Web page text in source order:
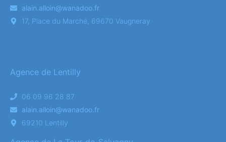
alain.alloin@wanadoo.fr
17, Place du Marché, 69670 Vaugneray
Agence de Lentilly
06 09 96 28 87
alain.alloin@wanadoo.fr
69210 Lentilly